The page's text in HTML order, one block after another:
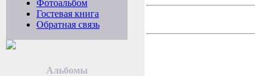
Фотоальбом
Гостевая книга
Обратная связь
Альбомы